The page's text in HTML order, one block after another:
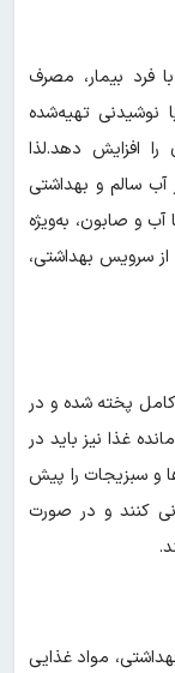
فرد بیمار، مصرف
نوشیدنی تهیه‌شده
افزایش دهد.لذا
آب سالم و بهداشتی
و صابون، به‌ویژه
سرویس بهداشتی،
پخته شده و در
غذا نیز باید در
و سبزیجات را پیش
کنند و در صورت
مواد غذایی